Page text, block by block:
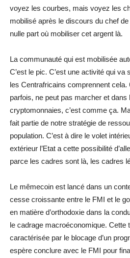
voyez les courbes, mais voyez les
mobilisé après le discours du chef de
nulle part où mobiliser cet argent là.
La communauté qui est mobilisée
C’est le pic. C’est une activité qui va
les Centrafricains comprennent cela.
parfois, ne peut pas marcher et dans
cryptomonnaies, c’est comme ça.
fait partie de notre stratégie de
population. C’est à dire le volet
extérieur l’Etat a cette possibilité
parce les cadres sont là, les cadres
Le mêmecoin est lancé dans un
cesse croissante entre le FMI et le
en matière d’orthodoxie dans la
le cadrage macroéconomique. Cette
caractérisée par le blocage d’un
espère conclure avec le FMI pour